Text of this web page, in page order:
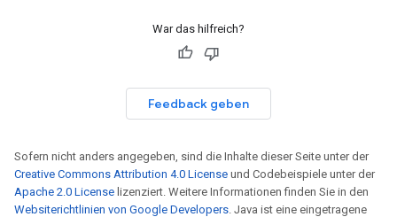
War das hilfreich?
Feedback geben
Sofern nicht anders angegeben, sind die Inhalte dieser Seite unter der
Creative Commons Attribution 4.0 License und Codebeispiele unter der
Apache 2.0 License lizenziert. Weitere Informationen finden Sie in den
Websiterichtlinien von Google Developers. Java ist eine eingetragene